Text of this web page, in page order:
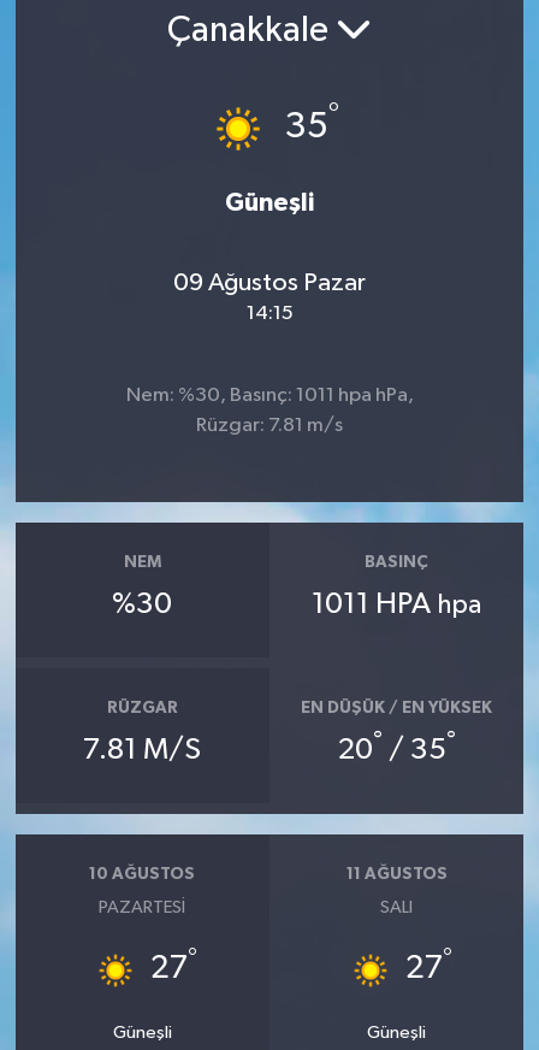
Çanakkale
35°
Güneşli
09 Ağustos Pazar
14:15
Nem: %30, Basınç: 1011 hpa hPa,
Rüzgar: 7.81 m/s
NEM
%30
BASINÇ
1011 HPA hpa
RÜZGAR
7.81 M/S
EN DÜŞÜK / EN YÜKSEK
20° / 35°
10 AĞUSTOS
PAZARTESI
27°
Güneşli
11 AĞUSTOS
SALI
27°
Güneşli
RESMİ İLAN